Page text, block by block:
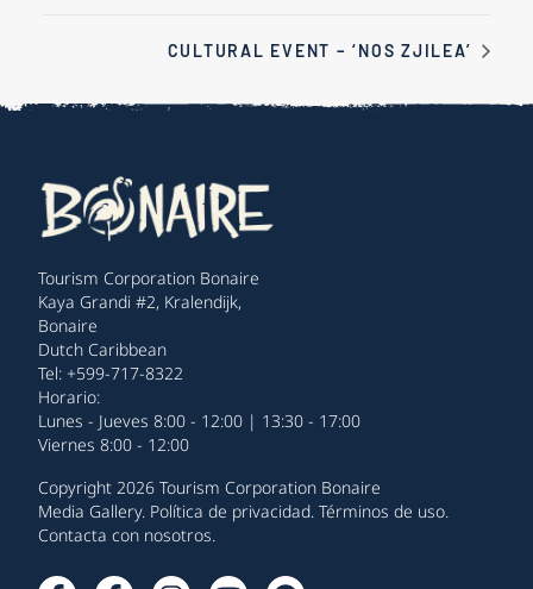
CULTURAL EVENT – ‘NOS ZJILEA’
Tourism Corporation Bonaire
Kaya Grandi #2, Kralendijk,
Bonaire
Dutch Caribbean
Tel: +599-717-8322
Horario:
Lunes - Jueves 8:00 - 12:00 | 13:30 - 17:00
Viernes 8:00 - 12:00
Copyright 2026 Tourism Corporation Bonaire
Media Gallery. Política de privacidad. Términos de uso.
Contacta con nosotros.